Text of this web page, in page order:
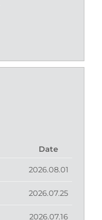
Date
2026.08.01
2026.07.25
2026.07.16